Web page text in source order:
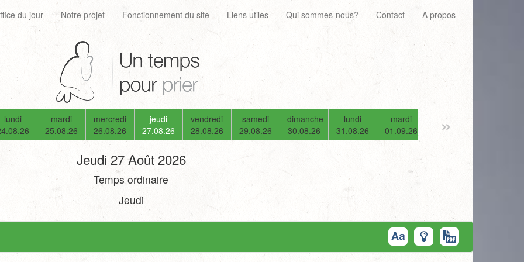
du jour Notre projet Fonctionnement du site Liens utiles Qui sommes-nous? Contact A propos
lundi
mardi
25.08.26
mercredi
26.08.26
jeudi
27.08.26
vendredi
28.08.26
samedi
29.08.26
dimanche
30.08.26
lundi
31.08.26
mardi
01.09.26
02.09.26
»
Jeudi 27 Août 2026
Temps ordinaire
Jeudi